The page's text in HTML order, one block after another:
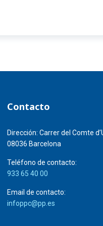
en 2025 y ya podemos
Contacto
Dirección: Carrer del Comte
08036 Barcelona
Teléfono de contacto:
933 65 40 00
Email de contacto:
infoppc@pp.es